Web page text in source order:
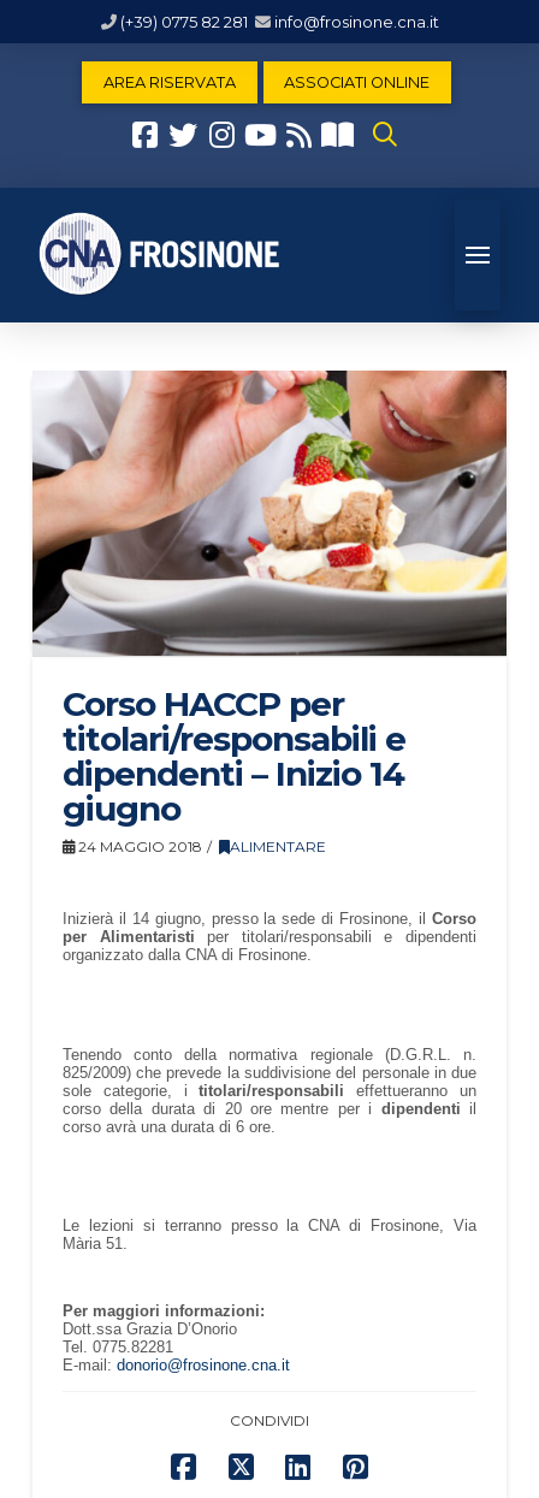
(+39) 0775 82 281 info@frosinone.cna.it
AREA RISERVATA ASSOCIATI ONLINE
Corso HACCP per
titolari/responsabili e
dipendenti – Inizio 14
giugno
24 MAGGIO 2018 ALIMENTARE
Inizierà il 14 giugno, presso la sede di Frosinone, ilCorso
per Alimentaristi per titolari/responsabili e dipendenti
organizzato dalla CNA di Frosinone.
Tenendo conto della normativa regionale (D.G.R.L. n.
825/2009) che prevede la suddivisione del personale in due
sole categorie, ititolari/responsabili effettueranno un
corso della durata di 20 ore mentre per i dipendenti il
corso avrà una durata di 6 ore.
Le lezioni si terranno presso la CNA di Frosinone, Via
Mària 51.
Per maggiori informazioni:
Dott.ssa Grazia D’Onorio
Tel. 0775.82281
E-mail: donorio@frosinone.cna.it
CONDIVIDI